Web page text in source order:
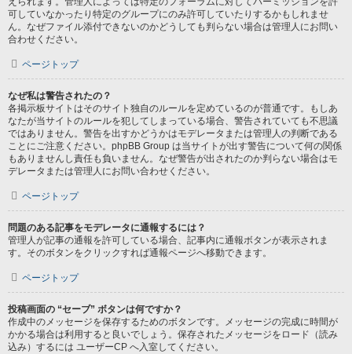
可していなかったり特定のグループにのみ許可していたりするかもしれませ
ん。なぜファイル添付できないのかどうしても判らない場合は管理人にお問い
合わせください。
ページトップ
なぜ私は警告されたの？
各掲示板サイトはそのサイト独自のルールを定めているのが普通です。もしあ
なたが当サイトのルールを犯してしまっている場合、警告されていても不思議
ではありません。警告を出すかどうかはモデレータまたは管理人の判断である
ことにご注意ください。phpBB Group は当サイトが出す警告について何の関係
もありませんし責任も負いません。なぜ警告が出されたのか判らない場合はモ
デレータまたは管理人にお問い合わせください。
ページトップ
問題のある記事をモデレータに通報するには？
管理人が記事の通報を許可している場合、記事内に通報ボタンが表示されま
す。そのボタンをクリックすれば通報ページへ移動できます。
ページトップ
投稿画面の “セーブ” ボタンは何ですか？
作成中のメッセージを保存するためのボタンです。メッセージの完成に時間が
かかる場合は利用すると良いでしょう。保存されたメッセージをロード（読み
込み）するには ユーザーCP へ入室してください。